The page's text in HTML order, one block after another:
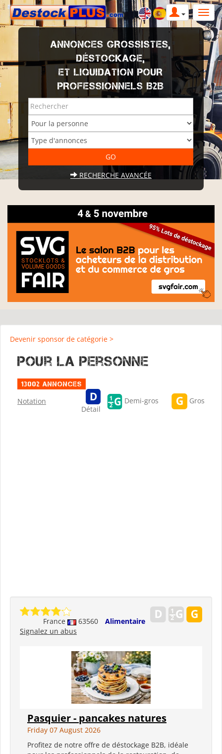
ANNONCES GROSSISTES,
DÉSTOCKAGE,
ET LIQUIDATION POUR
PROFESSIONNELS B2B
RECHERCHE AVANCÉE
Devenir sponsor de catégorie >
Pour la personne
13002 Annonces
Notation
Détail
Demi-gros Gros
France 63560
Alimentaire
Signalez un abus
Pasquier - pancakes natures
Friday 07 August 2026
Profitez de notre offre de déstockage B2B, idéale